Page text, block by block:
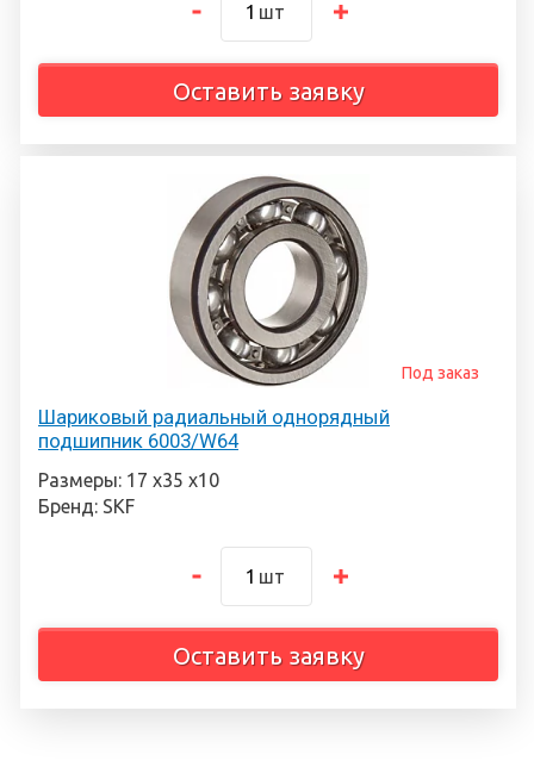
шт
Оставить заявку
Шариковый радиальный однорядный
подшипник 6003/W64
Под заказ
Размеры: 17 х35 х10
Бренд: SKF
шт
Оставить заявку